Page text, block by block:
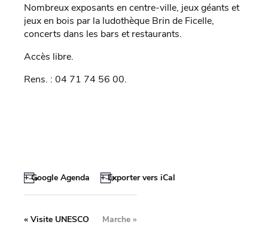
Nombreux exposants en centre-ville, jeux géants et
jeux en bois par la ludothèque Brin de Ficelle,
concerts dans les bars et restaurants.
Accès libre.
Rens. : 04 71 74 56 00.
+ Google Agenda + Exporter vers iCal
« Visite UNESCO Marche »